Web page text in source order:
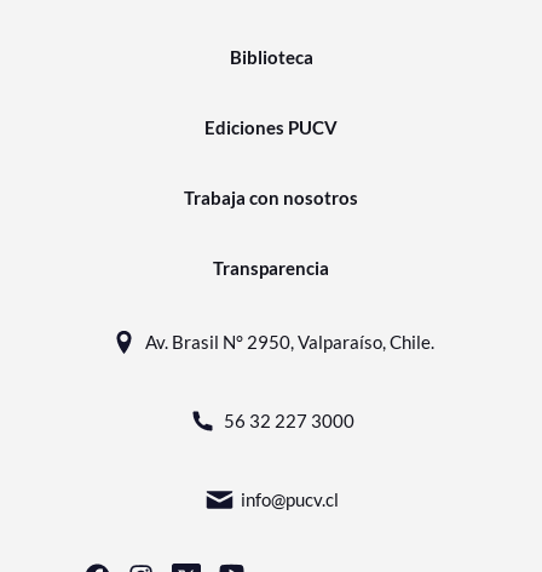
Biblioteca
Ediciones PUCV
Trabaja con nosotros
Transparencia
Av. Brasil N° 2950, Valparaíso, Chile.
56 32 227 3000
info@pucv.cl